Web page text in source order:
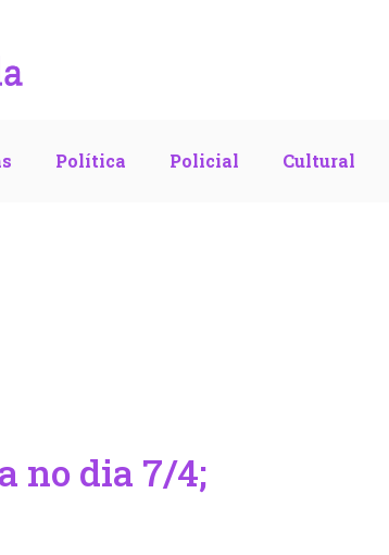
Política Policial Cultural
no dia 7/4;